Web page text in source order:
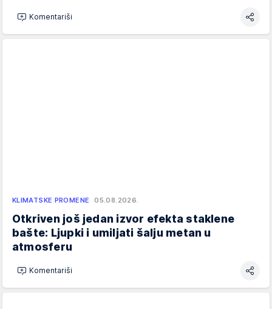
Komentariši
KLIMATSKE PROMENE 05.08.2026.
Otkriven još jedan izvor efekta staklene
bašte: Ljupki i umiljati šalju metan u
atmosferu
Komentariši